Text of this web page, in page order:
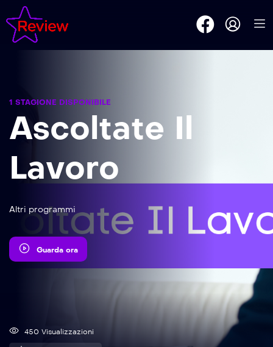
1 STAGIONE DISPONIBILE
Ascoltate Il
Lavoro
Altri programmi
Guarda ora
450 Visualizzazioni